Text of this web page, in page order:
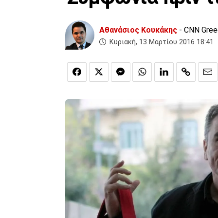
Αθανάσιος Κουκάκης - CNN
Κυριακή, 13 Μαρτίου 2016 18:41